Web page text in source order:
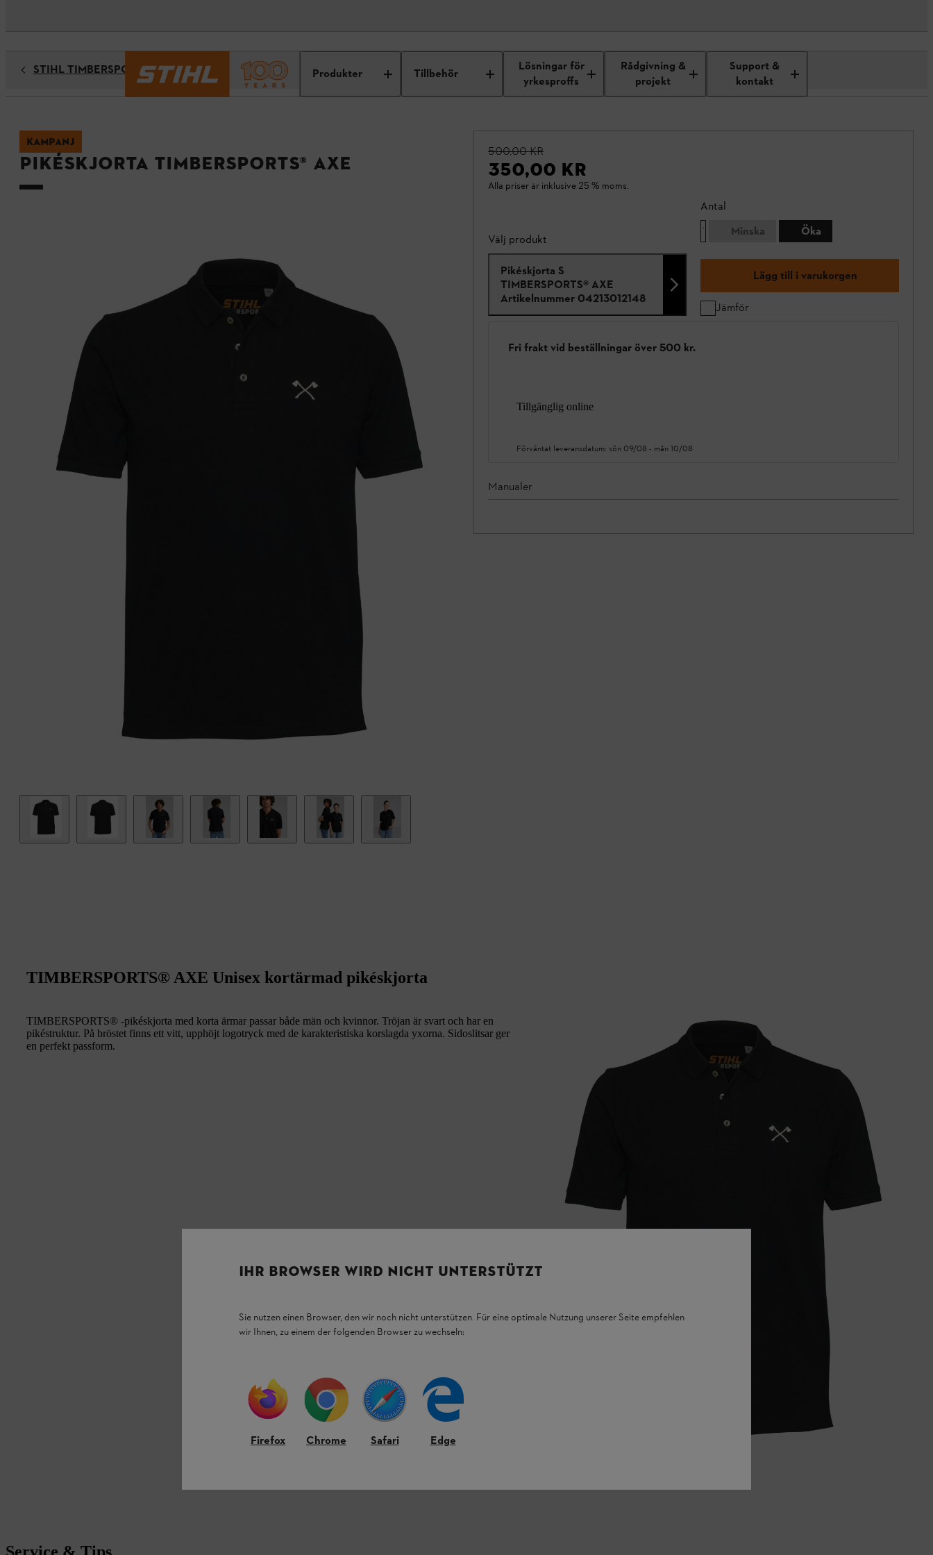
Produkter Tillbehör
Lösningar för
yrkesproffs
Rådgivning &
projekt
Support &
kontakt
STIHL TIMBERSPORTS
KAMPANJ
Pikéskjorta TIMBERSPORTS® AXE
500,00 KR
350,00 KR
Alla priser är inklusive 25 % moms.
Välj produkt
Pikéskjorta S
TIMBERSPORTS® AXE
Artikelnummer 04213012148
Antal
Minska
Öka
Lägg till i varukorgen
Jämför
Fri frakt vid beställningar över 500 kr.
Tillgänglig online
Förväntat leveransdatum: sön 09/08 - mån 10/08
Manualer
TIMBERSPORTS® AXE Unisex kortärmad pikéskjorta
TIMBERSPORTS® -pikéskjorta med korta ärmar passar både män och kvinnor. Tröjan är svart och har en
pikéstruktur. På bröstet finns ett vitt, upphöjt logotryck med de karakteristiska korslagda yxorna. Sidoslitsar ger
en perfekt passform.
IHR BROWSER WIRD NICHT UNTERSTÜTZT
Sie nutzen einen Browser, den wir noch nicht unterstützen. Für eine optimale Nutzung unserer Seite empfehlen
wir Ihnen, zu einem der folgenden Browser zu wechseln:
Firefox Chrome Safari Edge